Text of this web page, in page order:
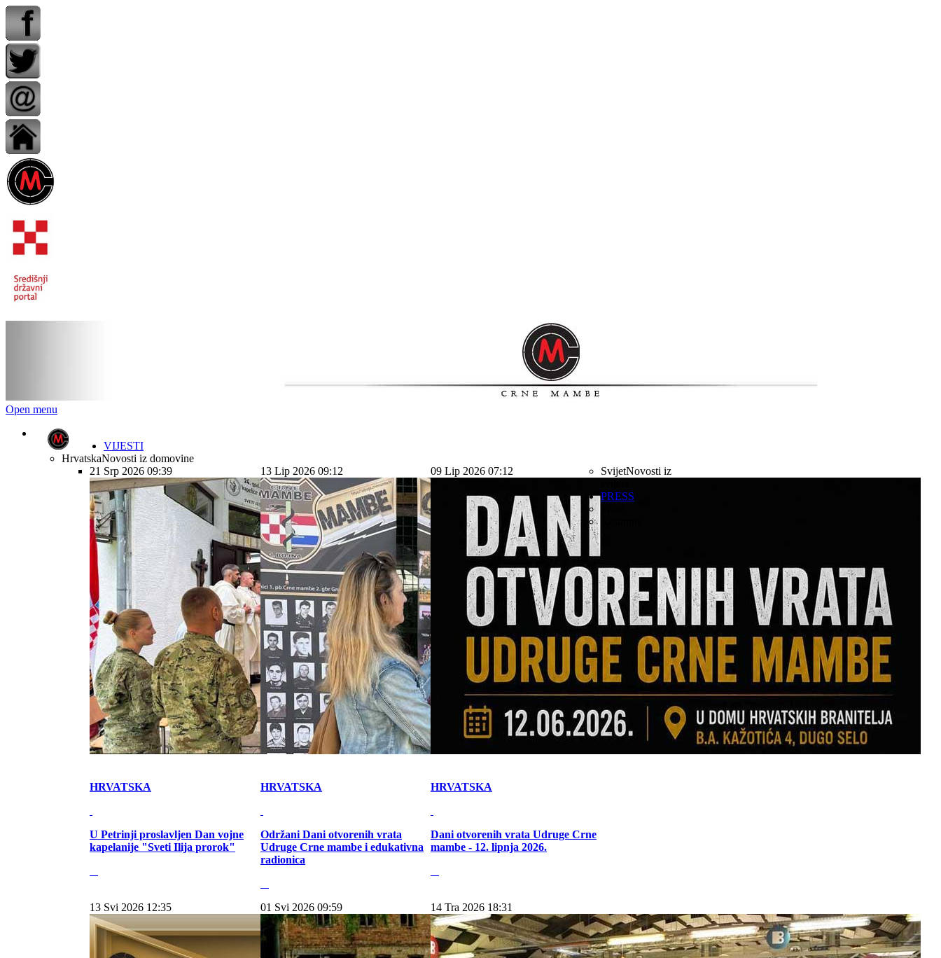
Open menu
VIJESTI
HrvatskaNovosti iz domovine
21 Srp 2026 09:39
HRVATSKA
U Petrinji proslavljen Dan vojne
kapelanije "Sveti Ilija prorok"
13 Lip 2026 09:12
HRVATSKA
Održani Dani otvorenih vrata
Udruge Crne mambe i edukativna
radionica
09 Lip 2026 07:12
HRVATSKA
Dani otvorenih vrata Udruge Crne
mambe - 12. lipnja 2026.
13 Svi 2026 12:35 01 Svi 2026 09:59 14 Tra 2026 18:31
SvijetNovosti iz
PRESS